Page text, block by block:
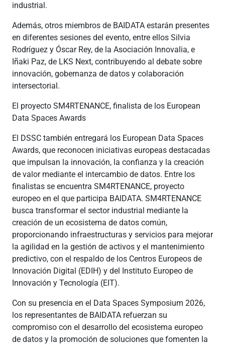
industrial.
Además, otros miembros de BAIDATA estarán presentes
en diferentes sesiones del evento, entre ellos Silvia
Rodríguez y Óscar Rey, de la Asociación Innovalia, e
Iñaki Paz, de LKS Next, contribuyendo al debate sobre
innovación, gobernanza de datos y colaboración
intersectorial.
El proyecto SM4RTENANCE, finalista de los European
Data Spaces Awards
El DSSC también entregará los European Data Spaces
Awards, que reconocen iniciativas europeas destacadas
que impulsan la innovación, la confianza y la creación
de valor mediante el intercambio de datos. Entre los
finalistas se encuentra SM4RTENANCE, proyecto
europeo en el que participa BAIDATA. SM4RTENANCE
busca transformar el sector industrial mediante la
creación de un ecosistema de datos común,
proporcionando infraestructuras y servicios para mejorar
la agilidad en la gestión de activos y el mantenimiento
predictivo, con el respaldo de los Centros Europeos de
Innovación Digital (EDIH) y del Instituto Europeo de
Innovación y Tecnología (EIT).
Con su presencia en el Data Spaces Symposium 2026,
los representantes de BAIDATA refuerzan su
compromiso con el desarrollo del ecosistema europeo
de datos y la promoción de soluciones que fomenten la